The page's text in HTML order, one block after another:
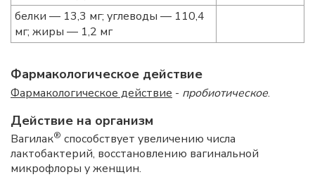
белки — 13,3 мг; углеводы — 110,4
мг; жиры — 1,2 мг
Фармакологическое действие
Фармакологическое действие - пробиотическое.
Действие на организм
Вагилак® способствует увеличению числа
лактобактерий, восстановлению вагинальной
микрофлоры у женщин.